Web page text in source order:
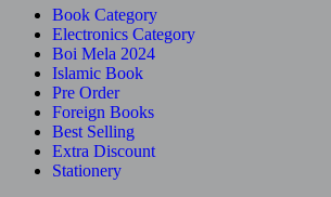
Book Category
Electronics Category
Boi Mela 2024
Islamic Book
Pre Order
Foreign Books
Best Selling
Extra Discount
Stationery